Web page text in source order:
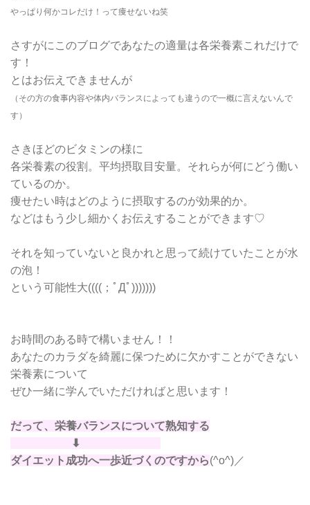
やっぱり何かコレだけ！って痩せないね笑
さすがにこのブログであなたの適量は各栄養素これだけで
す！
とはお伝えできませんが
（その方の食事内容や体内バランスによっても違うので一概に言えないんで
す）
さきほどのビタミンの様に
各栄養素の役割。平均摂取目安量。それらが何にどう働い
ているのか。
痩せたい時はどのように摂取するのが効果的か。
などはもう少し細かくお伝えすることができます♡
それを知っていないと良かれと思って続けていたことが水
の泡！
という可能性大((((；ﾟДﾟ)))))))
お時間のある時で構いません！！
あなたのカラダを綺麗に保つために欠かすことができない
栄養素について
ぜひ一緒に学んでいただければと思います！
だって、栄養バランスについて熟知する
⬇︎
ダイエット成功へ一歩近づくのですから(^o^)／